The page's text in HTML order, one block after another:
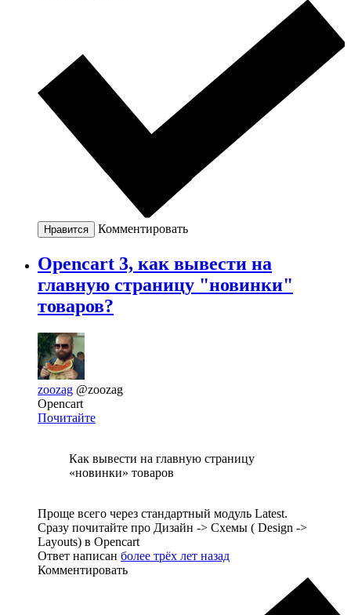
Нравится Комментировать
Opencart 3, как вывести на
главную страницу "новинки"
товаров?
zoozag @zoozag
Opencart
Почитайте
Как вывести на главную страницу
«новинки» товаров
Проще всего через стандартный модуль Latest.
Сразу почитайте про Дизайн -> Схемы ( Design ->
Layouts) в Opencart
Ответ написан более трёх лет назад
Комментировать